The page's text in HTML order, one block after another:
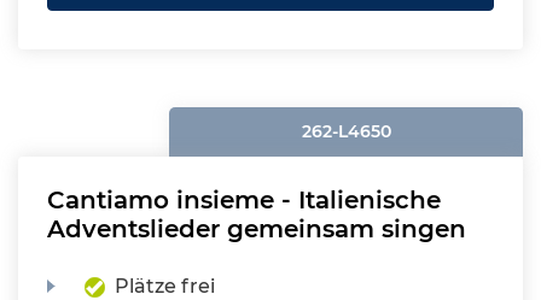
262-L4650
Cantiamo insieme - Italienische
Adventslieder gemeinsam singen
Plätze frei